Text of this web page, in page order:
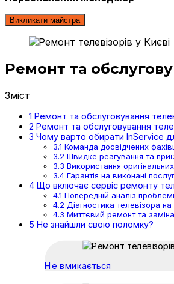
Викликати майстра
Ремонт та
Зміст
1 Ремонт та обслуговування
2 Ремонт та обслуговування
3 Чому варто обирати InService
3.1 Команда досвідчених
3.2 Швидке реагування та
3.3 Використання
3.4 Гарантія на виконані
4 Що включає сервіс ремонту
4.1 Попередній аналіз
4.2 Діагностика телевізора на
4.3 Миттєвий ремонт та
5 Не знайшли свою поломку?
Не вмикається